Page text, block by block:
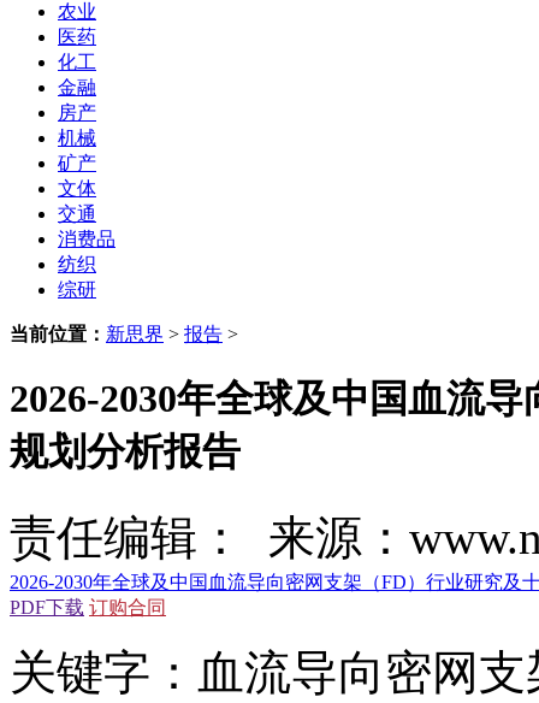
农业
医药
化工
金融
房产
机械
矿产
文体
交通
消费品
纺织
综研
当前位置： 新思界 > 报告 >
2026-2030年全球及中国血流
规划分析报告
责任编辑： 来源：
2026-2030年全球及中国血流导向密网支架（FD）行业研究及
PDF下载 订购合同
关键字：血流导向密网